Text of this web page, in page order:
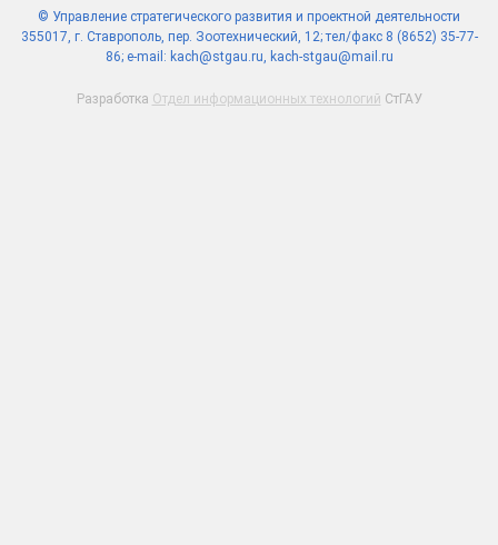
© Управление стратегического развития и проектной деятельности
355017, г. Ставрополь, пер. Зоотехнический, 12; тел/факс 8 (8652) 35-77-
86; e-mail: kach@stgau.ru, kach-stgau@mail.ru
Разработка Отдел информационных технологий СтГАУ